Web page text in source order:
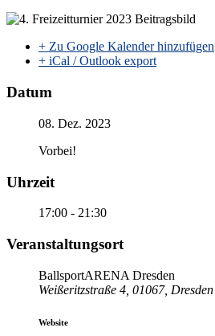
+ Zu Google Kalender hinzufügen
+ iCal / Outlook export
Datum
08. Dez. 2023
Vorbei!
Uhrzeit
17:00 - 21:30
Veranstaltungsort
BallsportARENA Dresden
Weißeritzstraße 4, 01067, Dresden
Website